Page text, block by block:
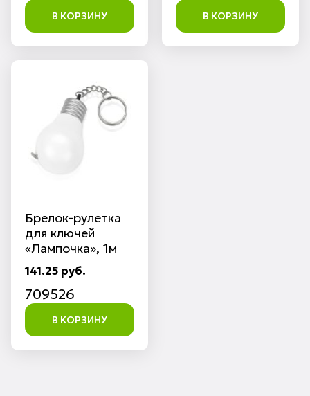
В КОРЗИНУ В КОРЗИНУ
Брелок-рулетка
для ключей
«Лампочка», 1м
141.25 руб.
709526
В КОРЗИНУ